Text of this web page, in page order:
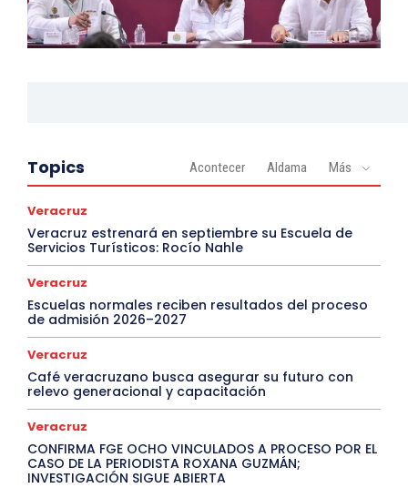
Topics Acontecer Aldama Más
Veracruz
Veracruz estrenará en septiembre su Escuela de
Servicios Turísticos: Rocío Nahle
Veracruz
Escuelas normales reciben resultados del proceso
de admisión 2026–2027
Veracruz
Café veracruzano busca asegurar su futuro con
relevo generacional y capacitación
Veracruz
CONFIRMA FGE OCHO VINCULADOS A PROCESO POR EL
CASO DE LA PERIODISTA ROXANA GUZMÁN;
INVESTIGACIÓN SIGUE ABIERTA